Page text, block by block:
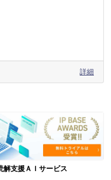
詳細
解支援ＡＩサービス